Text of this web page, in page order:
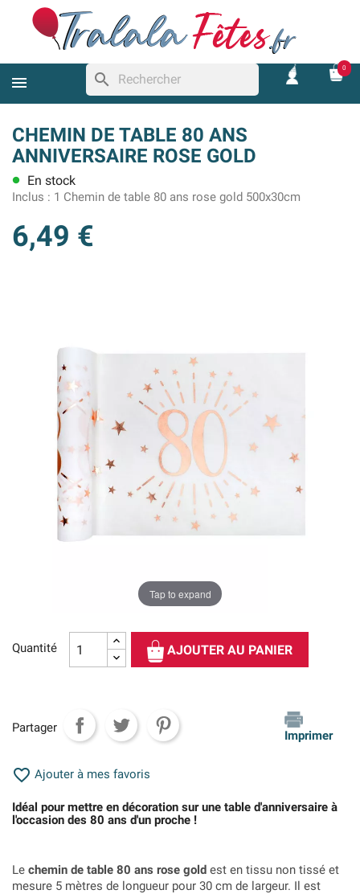
search
0
CHEMIN DE TABLE 80 ANS
ANNIVERSAIRE ROSE GOLD
lens En stock
Inclus : 1 Chemin de table 80 ans rose gold 500x30cm
6,49 €
Tap to expand
Quantité AJOUTER AU PANIER
Partager
Imprimer
 Ajouter à mes favoris
Idéal pour mettre en décoration sur une table d'anniversaire à
l'occasion des 80 ans d'un proche !
Le chemin de table 80 ans rose gold est en tissu non tissé et
mesure 5 mètres de longueur pour 30 cm de largeur. Il est